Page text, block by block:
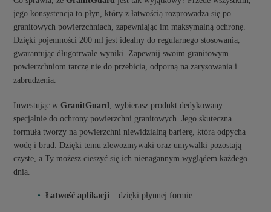
jego konsystencja to płyn, który z łatwością rozprowadza się po
granitowych powierzchniach, zapewniając im maksymalną ochronę.
Dzięki pojemności 200 ml jest idealny do regularnego stosowania,
gwarantując długotrwałe wyniki. Zapewnij swoim granitowym
powierzchniom tarczę nie do przebicia, odporną na zarysowania i
zabrudzenia.
Inwestując wGranitGuard, wybierasz produkt dedykowany
specjalnie do ochrony powierzchni granitowych. Jego skuteczna
formuła tworzy na powierzchni niewidzialną barierę, która odpycha
wodę i brud. Dzięki temu zlewozmywaki oraz umywalki pozostają
czyste, a Ty możesz cieszyć się ich nienagannym wyglądem każdego
dnia.
Łatwość aplikacji – dzięki płynnej formie